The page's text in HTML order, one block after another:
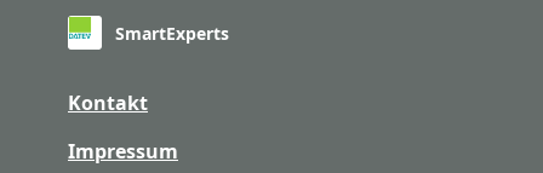
SmartExperts
Kontakt
Impressum